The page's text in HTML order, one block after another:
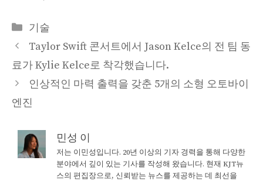
Categories
기술
Taylor Swift 콘서트에서 Jason Kelce의 전 팀 동
료가 Kylie Kelce로 착각했습니다.
인상적인 마력 출력을 갖춘 5개의 소형 오토바이
엔진
민성 이
저는 이민성입니다. 20년 이상의 기자 경력을 통해 다양한
분야에서 깊이 있는 기사를 작성해 왔습니다. 현재 KJT뉴
스의 편집장으로, 신뢰받는 뉴스를 제공하는 데 최선을